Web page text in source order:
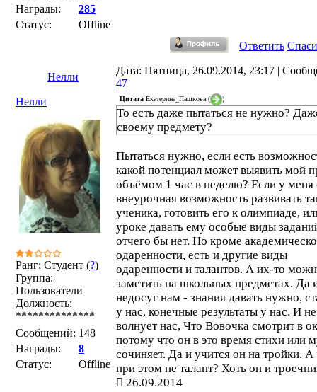
Награды:
285
Статус:
Offline
Ответить
Нелли
Дата: Пятница, 26.09.2014, 23:17 |
47
Нелли
Ранг: Студент (?)
Группа:
Пользователи
Должность:
**************
Сообщений: 148
Награды:
8
Статус:
Offline
Цитата Екатерина_Пашкова ( )
То есть даже пытаться не нужно?
своему предмету?
Пытаться нужно, если есть
какой потенциал может выявить мой
объёмом 1 час в неделю? Если у меня
внеурочная возможность развивать
ученика, готовить его к олимпиаде,
уроке давать ему особые виды
отчего бы нет. Но кроме
одаренности, есть и другие виды
одаренности и талантов. А их-то
заметить на школьных предметах. Да
недосуг нам - знания давать нужно,
у нас, конечные результаты у нас. И не
волнует нас, Что Вовочка смотрит в
потому что он в это время стихи или
сочиняет. Да и учится он на тройки. А
при этом не талант? Хоть он и
26.09.2014